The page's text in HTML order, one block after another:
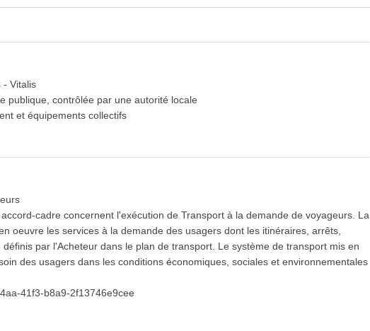
- Vitalis
publique, contrôlée par une autorité locale
et équipements collectifs
cadre concernent l'exécution de Transport à la demande de voyageurs. La
oeuvre les services à la demande des usagers dont les itinéraires, arrêts,
par l'Acheteur dans le plan de transport. Le système de transport mis en
des usagers dans les conditions économiques, sociales et environnementales
41f3-b8a9-2f13746e9cee